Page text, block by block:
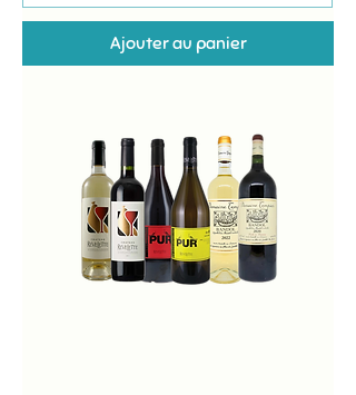
Ajouter au panier